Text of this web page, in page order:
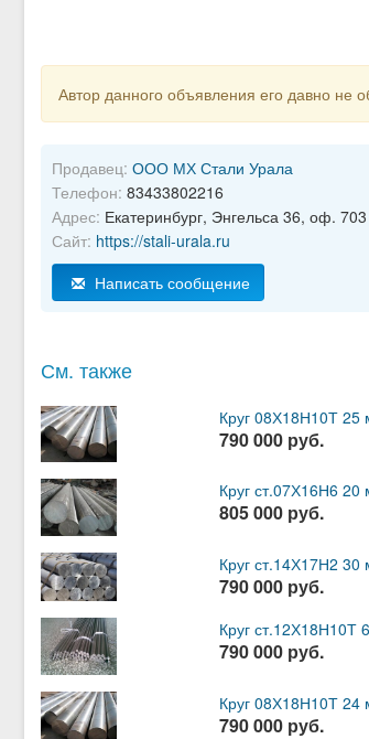
Автор данного объявления его давно не
Продавец: ООО МХ Стали Урала
Телефон: 83433802216
Адрес: Екатеринбург, Энгельса 36, оф. 703
Сайт: https://stali-urala.ru
Написать сообщение
См. также
Круг 08Х18Н10Т 25
790 000 руб.
Круг ст.07Х16Н6
805 000 руб.
Круг ст.14Х17Н2 30
790 000 руб.
Круг ст.12Х18Н10Т
790 000 руб.
Круг 08Х18Н10Т 24
790 000 руб.